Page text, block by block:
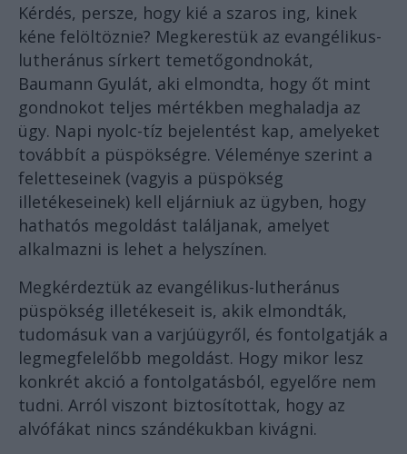
Kérdés, persze, hogy kié a szaros ing, kinek
kéne felöltöznie? Megkerestük az evangélikus-
lutheránus sírkert temetőgondnokát,
Baumann Gyulát, aki elmondta, hogy őt mint
gondnokot teljes mértékben meghaladja az
ügy. Napi nyolc-tíz bejelentést kap, amelyeket
továbbít a püspökségre. Véleménye szerint a
feletteseinek (vagyis a püspökség
illetékeseinek) kell eljárniuk az ügyben, hogy
hathatós megoldást találjanak, amelyet
alkalmazni is lehet a helyszínen.
Megkérdeztük az evangélikus-lutheránus
püspökség illetékeseit is, akik elmondták,
tudomásuk van a varjúügyről, és fontolgatják a
legmegfelelőbb megoldást. Hogy mikor lesz
konkrét akció a fontolgatásból, egyelőre nem
tudni. Arról viszont biztosítottak, hogy az
alvófákat nincs szándékukban kivágni.